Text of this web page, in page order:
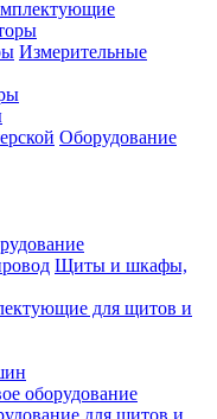
Измерительные
Оборудование
Щиты и шкафы,
для щитов и
оборудование
для щитов и